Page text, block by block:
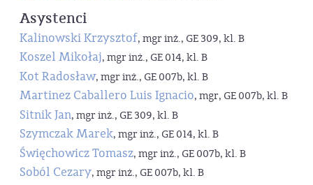
Asystenci
Kalinowski Krzysztof, mgr inż., GE 309, kl. B
Koszel Mikołaj, mgr inż., GE 014, kl. B
Kot Radosław, mgr inż., GE 007b, kl. B
Martinez Caballero Luis Ignacio, mgr, GE 007b, kl. B
Sitnik Jan, mgr inż., GE 309, kl. B
Szymczak Marek, mgr inż., GE 014, kl. B
Święchowicz Tomasz, mgr inż., GE 007b, kl. B
Soból Cezary, mgr inż., GE 007b, kl. B